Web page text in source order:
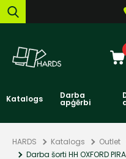
Katalogs Darba
apģērbi
HARDS Katalogs Outlet
Darba šorti HH OXFORD